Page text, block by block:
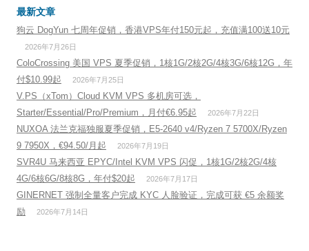
最新文章
狗云 DogYun 七周年促销，香港VPS年付150元起，充值满100送10元
2026年7月26日
ColoCrossing 美国 VPS 夏季促销，1核1G/2核2G/4核3G/6核12G，年
付$10.99起
2026年7月25日
V.PS（xTom）Cloud KVM VPS 多机房可选，
Starter/Essential/Pro/Premium，月付€6.95起
2026年7月22日
NUXOA 法兰克福独服夏季促销，E5-2640 v4/Ryzen 7 5700X/Ryzen
9 7950X，€94.50/月起
2026年7月19日
SVR4U 马来西亚 EPYC/Intel KVM VPS 闪促，1核1G/2核2G/4核
4G/6核6G/8核8G，年付$20起
2026年7月17日
GINERNET 强制全量客户完成 KYC 人脸验证，完成可获 €5 余额奖
励
2026年7月14日